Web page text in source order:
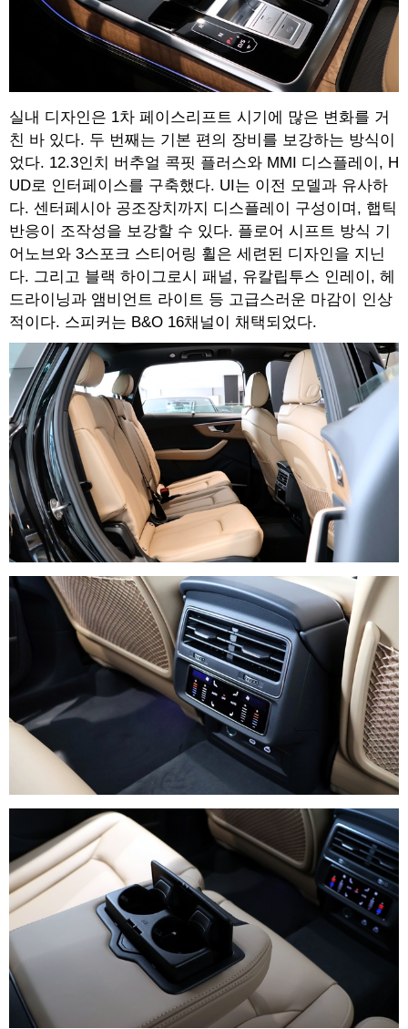
실내 디자인은 1차 페이스리프트 시기에 많은 변화를 거
친 바 있다. 두 번째는 기본 편의 장비를 보강하는 방식이
었다. 12.3인치 버추얼 콕핏 플러스와 MMI 디스플레이, H
UD로 인터페이스를 구축했다. UI는 이전 모델과 유사하
다. 센터페시아 공조장치까지 디스플레이 구성이며, 햅틱
반응이 조작성을 보강할 수 있다. 플로어 시프트 방식 기
어노브와 3스포크 스티어링 휠은 세련된 디자인을 지닌
다. 그리고 블랙 하이그로시 패널, 유칼립투스 인레이, 헤
드라이닝과 앰비언트 라이트 등 고급스러운 마감이 인상
적이다. 스피커는 B&O 16채널이 채택되었다.